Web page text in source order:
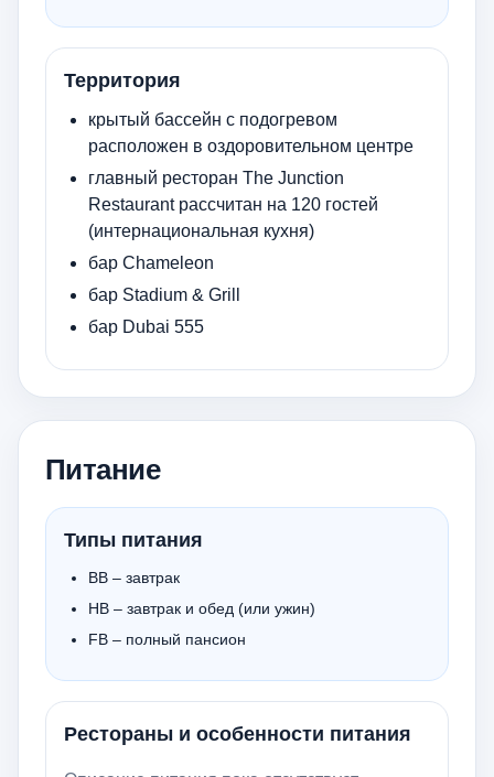
Территория
крытый бассейн с подогревом
расположен в оздоровительном центре
главный ресторан The Junction
Restaurant рассчитан на 120 гостей
(интернациональная кухня)
бар Chameleon
бар Stadium & Grill
бар Dubai 555
Питание
Типы питания
BB – завтрак
HB – завтрак и обед (или ужин)
FB – полный пансион
Рестораны и особенности питания